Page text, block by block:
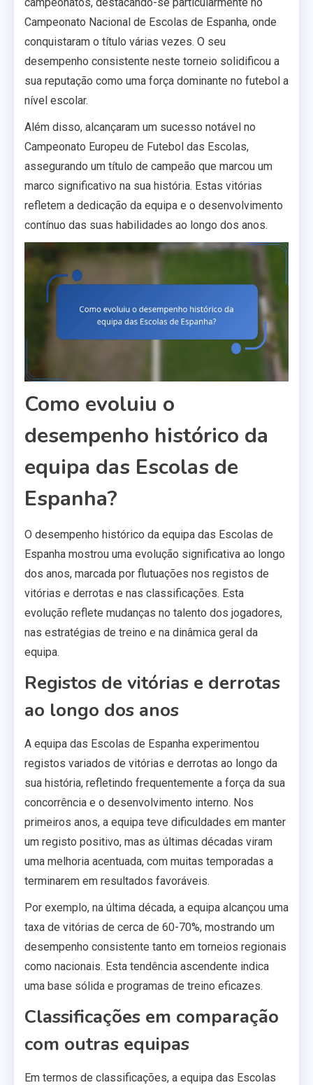
campeonatos, destacando-se particularmente no
Campeonato Nacional de Escolas de Espanha, onde
conquistaram o título várias vezes. O seu
desempenho consistente neste torneio solidificou a
sua reputação como uma força dominante no futebol a
nível escolar.
Além disso, alcançaram um sucesso notável no
Campeonato Europeu de Futebol das Escolas,
assegurando um título de campeão que marcou um
marco significativo na sua história. Estas vitórias
refletem a dedicação da equipa e o desenvolvimento
contínuo das suas habilidades ao longo dos anos.
Como evoluiu o
desempenho histórico da
equipa das Escolas de
Espanha?
O desempenho histórico da equipa das Escolas de
Espanha mostrou uma evolução significativa ao longo
dos anos, marcada por flutuações nos registos de
vitórias e derrotas e nas classificações. Esta
evolução reflete mudanças no talento dos jogadores,
nas estratégias de treino e na dinâmica geral da
equipa.
Registos de vitórias e derrotas
ao longo dos anos
A equipa das Escolas de Espanha experimentou
registos variados de vitórias e derrotas ao longo da
sua história, refletindo frequentemente a força da sua
concorrência e o desenvolvimento interno. Nos
primeiros anos, a equipa teve dificuldades em manter
um registo positivo, mas as últimas décadas viram
uma melhoria acentuada, com muitas temporadas a
terminarem em resultados favoráveis.
Por exemplo, na última década, a equipa alcançou uma
taxa de vitórias de cerca de 60-70%, mostrando um
desempenho consistente tanto em torneios regionais
como nacionais. Esta tendência ascendente indica
uma base sólida e programas de treino eficazes.
Classificações em comparação
com outras equipas
Em termos de classificações, a equipa das Escolas